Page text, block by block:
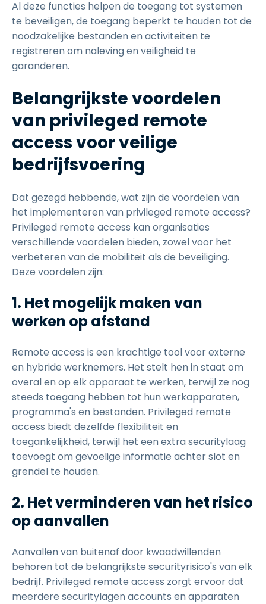
Al deze functies helpen de toegang tot systemen
te beveiligen, de toegang beperkt te houden tot de
noodzakelijke bestanden en activiteiten te
registreren om naleving en veiligheid te
garanderen.
Belangrijkste voordelen
van privileged remote
access voor veilige
bedrijfsvoering
Dat gezegd hebbende, wat zijn de voordelen van
het implementeren van privileged remote access?
Privileged remote access kan organisaties
verschillende voordelen bieden, zowel voor het
verbeteren van de mobiliteit als de beveiliging.
Deze voordelen zijn:
1. Het mogelijk maken van
werken op afstand
Remote access is een krachtige tool voor externe
en hybride werknemers. Het stelt hen in staat om
overal en op elk apparaat te werken, terwijl ze nog
steeds toegang hebben tot hun werkapparaten,
programma's en bestanden. Privileged remote
access biedt dezelfde flexibiliteit en
toegankelijkheid, terwijl het een extra securitylaag
toevoegt om gevoelige informatie achter slot en
grendel te houden.
2. Het verminderen van het risico
op aanvallen
Aanvallen van buitenaf door kwaadwillenden
behoren tot de belangrijkste securityrisico's van elk
bedrijf. Privileged remote access zorgt ervoor dat
meerdere securitylagen accounts en apparaten